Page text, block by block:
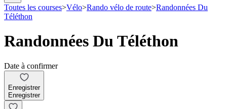
Toutes les courses>Vélo>Rando vélo de route>Randonnées Du
Téléthon
Randonnées Du Téléthon
Date à confirmer
Enregistrer
Enregistrer